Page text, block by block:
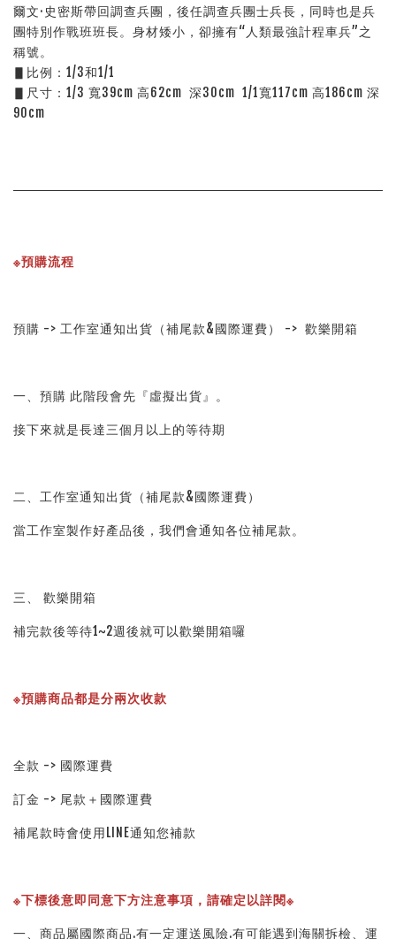
爾文·史密斯帶回調查兵團，後任調查兵團士兵長，同時也是兵
團特別作戰班班長。身材矮小，卻擁有“人類最強計程車兵”之
稱號。
▋比例：1/3和1/1
▋尺寸：1/3 寬39cm 高62cm  深30cm  1/1寬117cm 高186cm 深
90cm
※預購流程
預購 -> 工作室通知出貨（補尾款&國際運費） ->  歡樂開箱
一、預購 此階段會先『虛擬出貨』。
接下來就是長達三個月以上的等待期
二、工作室通知出貨（補尾款&國際運費）
當工作室製作好產品後，我們會通知各位補尾款。
三、 歡樂開箱
補完款後等待1~2週後就可以歡樂開箱囉
※預購商品都是分兩次收款
全款 -> 國際運費
訂金 -> 尾款＋國際運費
補尾款時會使用LINE通知您補款
※下標後意即同意下方注意事項，請確定以詳閱※
一、商品屬國際商品.有一定運送風險.有可能遇到海關拆檢、運